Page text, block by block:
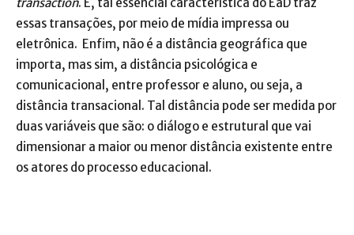
essas transações, por meio de mídia impressa ou
eletrônica. Enfim, não é a distância geográfica que
importa, mas sim, a distância psicológica e
comunicacional, entre professor e aluno, ou seja, a
distância transacional. Tal distância pode ser medida por
duas variáveis que são: o diálogo e estrutural que vai
dimensionar a maior ou menor distância existente entre
os atores do processo educacional.